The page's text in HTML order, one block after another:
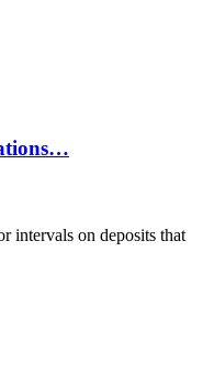
intervals on deposits that